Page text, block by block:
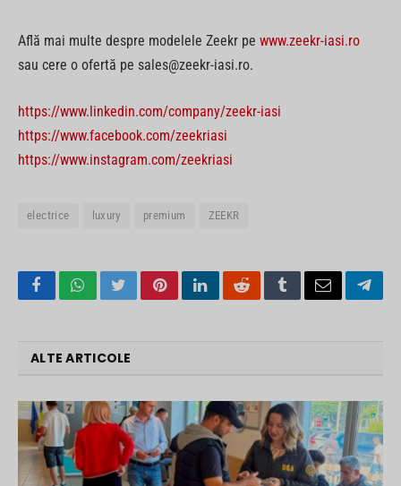
Află mai multe despre modelele Zeekr pe www.zeekr-iasi.ro
sau cere o ofertă pe sales@zeekr-iasi.ro.
https://www.linkedin.com/company/zeekr-iasi
https://www.facebook.com/zeekriasi
https://www.instagram.com/zeekriasi
electrice luxury premium ZEEKR
FacebookWhatsApp
TwitterPinterestLinkedInRedditTumblrEmail
ALTE ARTICOLE